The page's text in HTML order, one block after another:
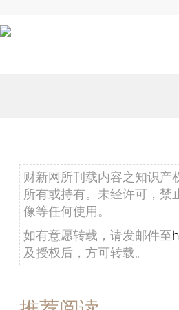
财新网所刊载内容之知识产
所有或持有。未经许可，禁
像等任何使用。
如有意愿转载，请发邮件至
及授权后，方可转载。